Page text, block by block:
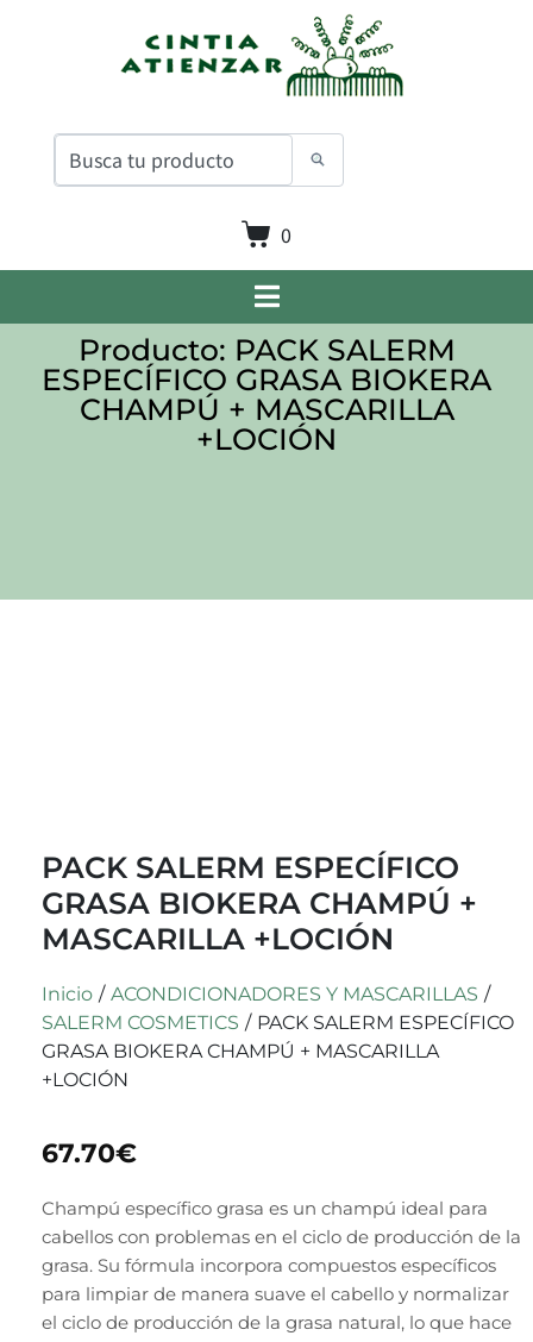
0
Producto: PACK SALERM
ESPECÍFICO GRASA BIOKERA
CHAMPÚ + MASCARILLA
+LOCIÓN
PACK SALERM ESPECÍFICO
GRASA BIOKERA CHAMPÚ +
MASCARILLA +LOCIÓN
Inicio / ACONDICIONADORES Y MASCARILLAS /
SALERM COSMETICS / PACK SALERM ESPECÍFICO
GRASA BIOKERA CHAMPÚ + MASCARILLA
+LOCIÓN
67.70€
Champú específico grasa es un champú ideal para
cabellos con problemas en el ciclo de producción de la
grasa. Su fórmula incorpora compuestos específicos
para limpiar de manera suave el cabello y normalizar
el ciclo de producción de la grasa natural, lo que hace